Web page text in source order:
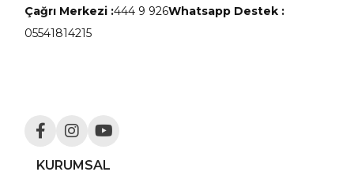
Çağrı Merkezi :444 9 926Whatsapp Destek :
05541814215
KURUMSAL